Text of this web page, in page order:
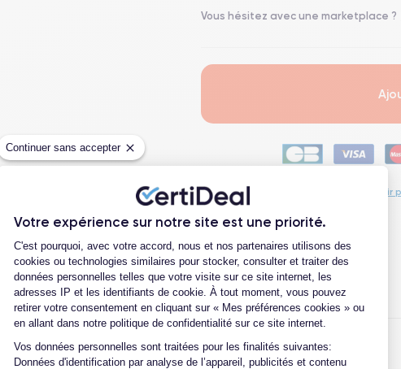
Continuer sans accepter
Votre expérience sur notre site est une priorité.
Plateforme de Gestion du Consentement :
C'est pourquoi, avec votre accord, nous et nos partenaires utilisons des
cookies ou technologies similaires pour stocker, consulter et traiter des
données personnelles telles que votre visite sur ce site internet, les
adresses IP et les identifiants de cookie. À tout moment, vous pouvez
retirer votre consentement en cliquant sur « Mes préférences cookies » ou
en allant dans notre politique de confidentialité sur ce site internet.
Vos données personnelles sont traitées pour les finalités suivantes:
Données d'identification par analyse de l’appareil, publicités et contenu
Axeptio consent
Vous hésitez avec une marketplace ?
Payez en 24X avec Younited En savoir
Payez en 3X avec Cetelem
Fiche Technique
Avis clients